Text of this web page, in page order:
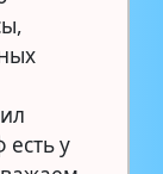
у